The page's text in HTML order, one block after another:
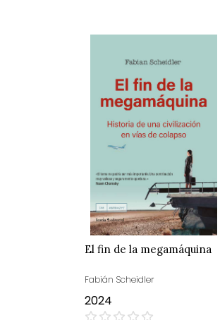
El fin de la megamáquina
Fabián Scheidler
2024